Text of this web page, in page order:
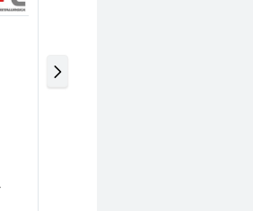
Negro Sc Metalúrgica